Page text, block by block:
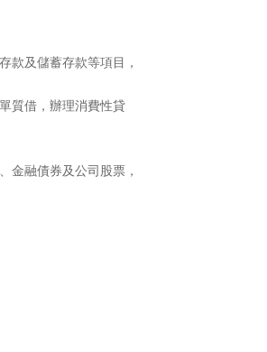
款及儲蓄存款等項目，
質借，辦理消費性貸
金融債券及公司股票，